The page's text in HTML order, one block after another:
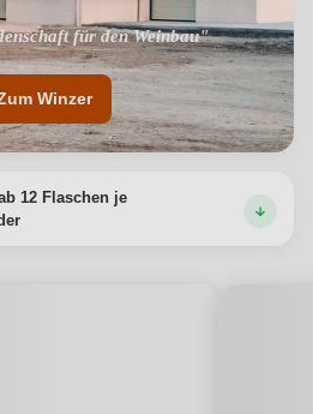
für den Weinbau"
Winzer
12 Flaschen je